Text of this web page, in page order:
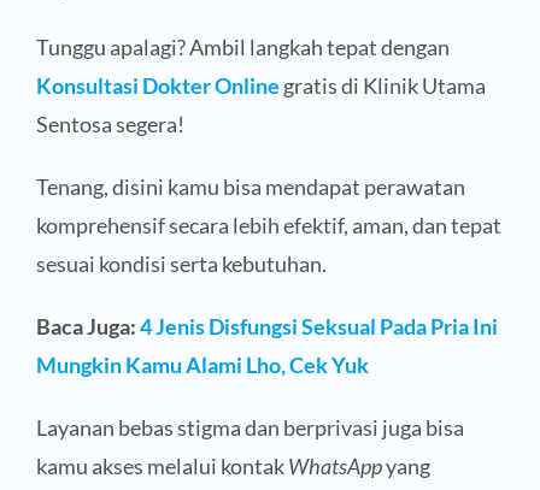
Tunggu apalagi? Ambil langkah tepat dengan
Konsultasi Dokter Online gratis di Klinik Utama
Sentosa segera!
Tenang, disini kamu bisa mendapat perawatan
komprehensif secara lebih efektif, aman, dan tepat
sesuai kondisi serta kebutuhan.
Baca Juga:4 Jenis Disfungsi Seksual Pada Pria Ini
Mungkin Kamu Alami Lho, Cek Yuk
Layanan bebas stigma dan berprivasi juga bisa
kamu akses melalui kontakWhatsAppyang